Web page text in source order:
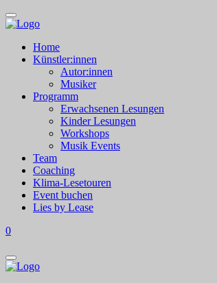
Home
Künstler:innen
Autor:innen
Musiker
Programm
Erwachsenen Lesungen
Kinder Lesungen
Workshops
Musik Events
Team
Coaching
Klima-Lesetouren
Event buchen
Lies by Lease
0